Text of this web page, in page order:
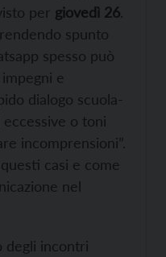
per giovedì 26.
spunto
spesso può
e
dialogo scuola-
o toni
incomprensioni”.
casi e come
nel
degli incontri